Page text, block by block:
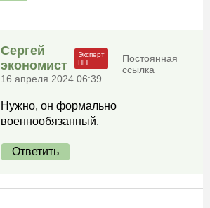
Сергей
экономист
16 апреля 2024 06:39
Постоянная
ссылка
Нужно, он формально
военнообязанный.
Ответить